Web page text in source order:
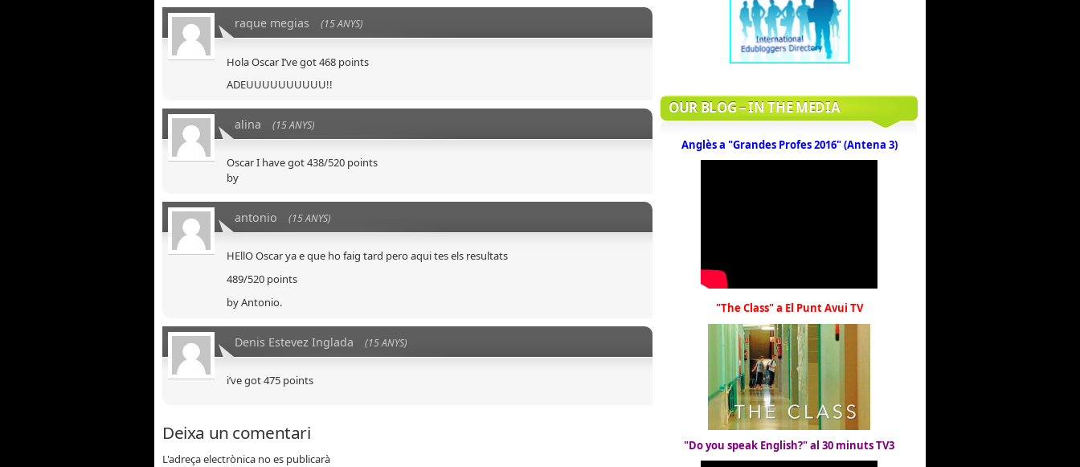
raque megias (15 ANYS)
Hola Oscar I’ve got 468 points
ADEUUUUUUUUUU!!
alina (15 ANYS)
Oscar I have got 438/520 points
by
antonio (15 ANYS)
HEllO Oscar ya e que ho faig tard pero aqui tes els resultats
489/520 points
by Antonio.
Denis Estevez Inglada (15 ANYS)
i’ve got 475 points
Deixa un comentari
L'adreça electrònica no es publicarà
OUR BLOG – IN THE MEDIA
Anglès a "Grandes Profes 2016" (Antena 3)
"The Class" a El Punt Avui TV
"Do you speak English?" al 30 minuts TV3